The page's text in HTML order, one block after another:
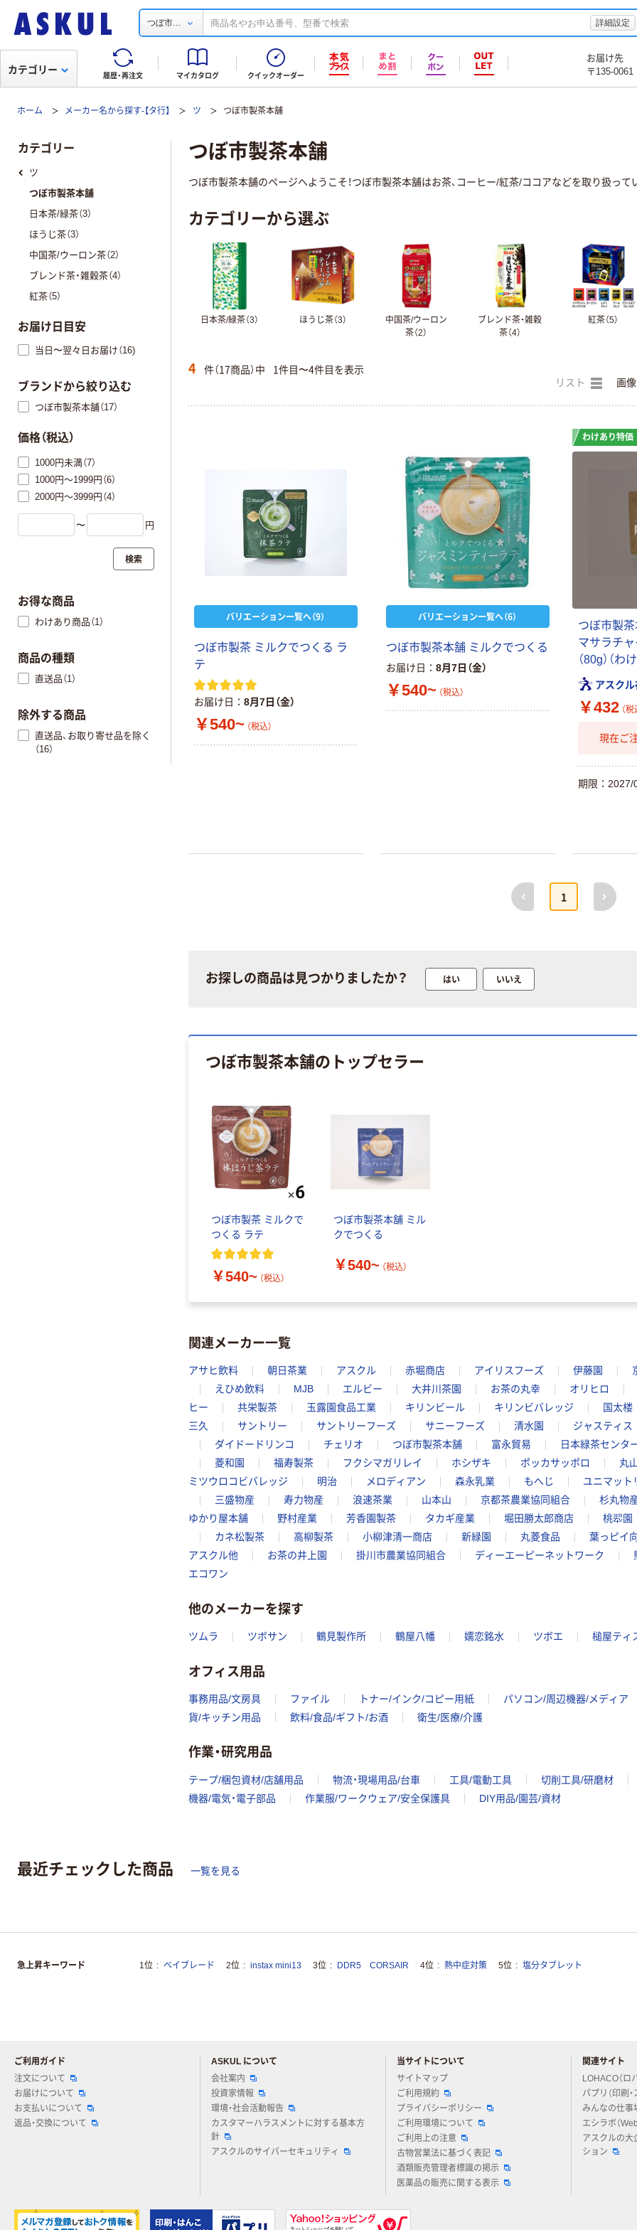
つぼ市... 詳細設定
履歴・再注文 マイカタログ クイックオーダー
お届け先
〒135-0061
カテゴリー
ホーム メーカー名から探す-【タ行】 ツ つぼ市製茶本舗
つぼ市製茶本舗
つぼ市製茶本舗のページへようこそ！つぼ市製茶本舗はお茶、コーヒー/紅茶/ココアなどを取り扱っ
カテゴリーから選ぶ
日本茶/緑茶（3） ほうじ茶（3）
中国茶/ウーロン
茶（2）
ブレンド茶・雑穀
茶（4）
紅茶（5）
4 件（17商品）中 1件目〜4件目を表示
リスト 画像
バリエーション一覧へ（9）
つぼ市製茶 ミルクでつくる ラ
テ
お届け日 8月7日（金）
￥540~ （税込）
バリエーション一覧へ（6）
つぼ市製茶本舗 ミルクでつくる
お届け日 8月7日（金）
￥540~ （税込）
わけあり特価
つぼ市製
マサラチ
（80g）（わ
アスク
￥432 （税
現在ご
期限：2027/
前へ
1
次へ
お探しの商品は見つかりましたか？ はい いいえ
つぼ市製茶本舗のトップセラー
つぼ市製茶 ミルクで
つくる ラテ
￥540~ （税込）
つぼ市製茶本舗 ミル
クでつくる
￥540~ （税込）
関連メーカー一覧
アサヒ飲料 朝日茶業 アスクル 赤堀商店 アイリスフーズ 伊藤園
えひめ飲料
MJB エルビー 大井川茶園 お茶の丸幸 オリヒロ
ヒー
共栄製茶 玉露園食品工業 キリンビール キリンビバレッジ 国太楼
三久
サントリー サントリーフーズ サニーフーズ 清水園 ジャスティス
ダイドードリンコ
チェリオ つぼ市製茶本舗 富永貿易 日本緑茶センタ
菱和園
福寿製茶 フクシマガリレイ ホシザキ ポッカサッポロ 丸
ミツウロコビバレッジ
明治 メロディアン 森永乳業 もへじ ユニマット
三盛物産
寿力物産 浪速茶業 山本山 京都茶農業協同組合 杉丸物
ゆかり屋本舗
野村産業 芳香園製茶 タカギ産業 堀田勝太郎商店 桃翆園
カネ松製茶
高柳製茶 小柳津清一商店 新緑園 丸菱食品 葉っピイ
アスクル他
お茶の井上園 掛川市農業協同組合 ディーエーピーネットワーク
エコワン
他のメーカーを探す
ツムラ ツボサン 鶴見製作所 鶴屋八幡 嬬恋銘水 ツボエ 槌屋ティ
オフィス用品
事務用品/文房具 ファイル トナー/インク/コピー用紙 パソコン/周辺機器/メディア
貨/キッチン用品
飲料/食品/ギフト/お酒 衛生/医療/介護
作業・研究用品
テープ/梱包資材/店舗用品 物流・現場用品/台車 工具/電動工具 切削工具/研磨材
機器/電気・電子部品
作業服/ワークウェア/安全保護具 DIY用品/園芸/資材
カテゴリー
ツ
つぼ市製茶本舗
日本茶/緑茶（3）
ほうじ茶（3）
中国茶/ウーロン茶（2）
ブレンド茶・雑穀茶（4）
紅茶（5）
お届け日目安
当日〜翌々日お届け（16)
ブランドから絞り込む
つぼ市製茶本舗（17）
価格（税込）
1000円未満（7）
1000円～1999円（6）
2000円～3999円（4）
〜 円
検索
お得な商品
わけあり商品（1）
商品の種類
直送品（1）
除外する商品
直送品、お取り寄せ品を除く
（16）
最近チェックした商品 一覧を見る
急上昇キーワード 1位 ベイブレード 2位 instax mini13 3位 DDR5 CORSAIR 4位 熱中症対策 5位 塩分タブレット
ご利用ガイド
注文について
お届けについて
お支払いについて
返品・交換について
ASKUL について
会社案内
投資家情報
環境・社会活動報告
カスタマーハラスメントに対する基本方
針
アスクルのサイバーセキュリティ
当サイトについて
サイトマップ
ご利用規約
プライバシーポリシー
ご利用環境について
ご利用上の注意
古物営業法に基づく表記
酒類販売管理者標識の掲示
医薬品の販売に関する表示
関連サイト
LOHACO（ロ
パプリ（印刷・
みんなの仕事
エシラボ（
アスクルの大
ション